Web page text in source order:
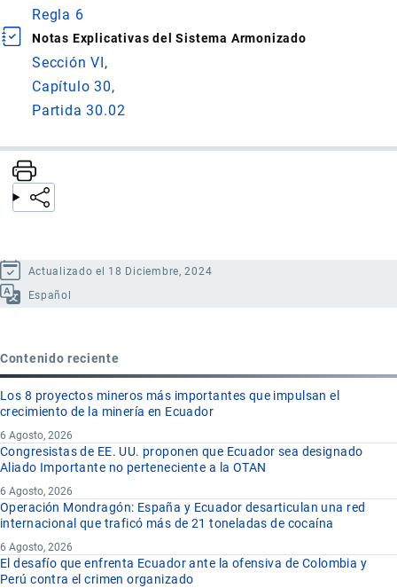
Regla 6
Notas Explicativas del Sistema Armonizado
Sección VI
Capítulo 30
Partida 30.02
Actualizado el 18 Diciembre, 2024
Español
Contenido reciente
Los 8 proyectos mineros más importantes que impulsan el
crecimiento de la minería en Ecuador
6 Agosto, 2026
Congresistas de EE. UU. proponen que Ecuador sea designado
Aliado Importante no perteneciente a la OTAN
6 Agosto, 2026
Operación Mondragón: España y Ecuador desarticulan una red
internacional que traficó más de 21 toneladas de cocaína
6 Agosto, 2026
El desafío que enfrenta Ecuador ante la ofensiva de Colombia y
Perú contra el crimen organizado